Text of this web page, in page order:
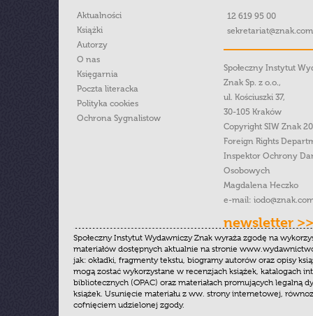
Aktualności
Książki
Autorzy
O nas
Księgarnia
Poczta literacka
Polityka cookies
Ochrona Sygnalistow
12 619 95 00
Społeczny Instytut
Znak Sp. z o.o.,
ul. Kościuszki 37,
30-105 Kraków
Copyright SIW Znak
Foreign Rights
Inspektor Ochrony
Osobowych
Magdalena Heczko
e-mail:
newsletter >>
Społeczny Instytut Wydawniczy Znak wyraża zgodę na
materiałów dostępnych aktualnie na stronie
jak: okładki, fragmenty tekstu, biogramy autorów oraz opisy
mogą zostać wykorzystane w recenzjach książek, katalogach
bibliotecznych (OPAC) oraz materiałach promujących legalną
książek. Usunięcie materiału z ww. strony internetowej,
cofnięciem udzielonej zgody.